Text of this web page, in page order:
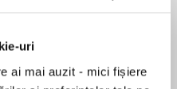
uri
ai mai auzit - mici fișiere